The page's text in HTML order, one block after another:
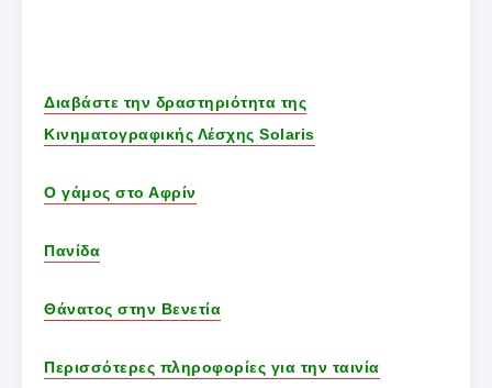
Διαβάστε την δραστηριότητα της
Κινηματογραφικής Λέσχης Solaris
Ο γάμος στο Αφρίν
Πανίδα
Θάνατος στην Βενετία
Περισσότερες πληροφορίες για την ταινία